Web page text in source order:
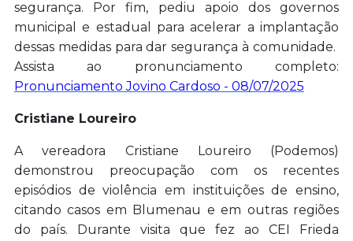
segurança. Por fim, pediu apoio dos governos
municipal e estadual para acelerar a implantação
dessas medidas para dar segurança à comunidade.
Assista ao pronunciamento completo:
Pronunciamento Jovino Cardoso - 08/07/2025
Cristiane Loureiro
A vereadora Cristiane Loureiro (Podemos)
demonstrou preocupação com os recentes
episódios de violência em instituições de ensino,
citando casos em Blumenau e em outras regiões
do país. Durante visita que fez ao CEI Frieda